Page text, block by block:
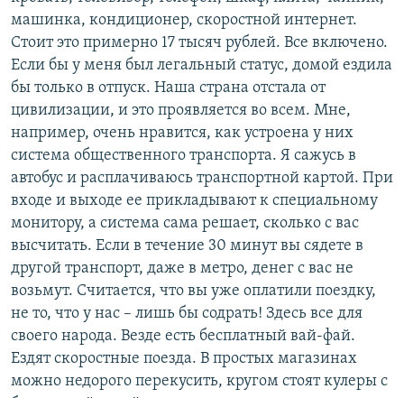
машинка, кондиционер, скоростной интернет.
Стоит это примерно 17 тысяч рублей. Все включено.
Если бы у меня был легальный статус, домой ездила
бы только в отпуск. Наша страна отстала от
цивилизации, и это проявляется во всем. Мне,
например, очень нравится, как устроена у них
система общественного транспорта. Я сажусь в
автобус и расплачиваюсь транспортной картой. При
входе и выходе ее прикладывают к специальному
монитору, а система сама решает, сколько с вас
высчитать. Если в течение 30 минут вы сядете в
другой транспорт, даже в метро, денег с вас не
возьмут. Считается, что вы уже оплатили поездку,
не то, что у нас – лишь бы содрать! Здесь все для
своего народа. Везде есть бесплатный вай-фай.
Ездят скоростные поезда. В простых магазинах
можно недорого перекусить, кругом стоят кулеры с